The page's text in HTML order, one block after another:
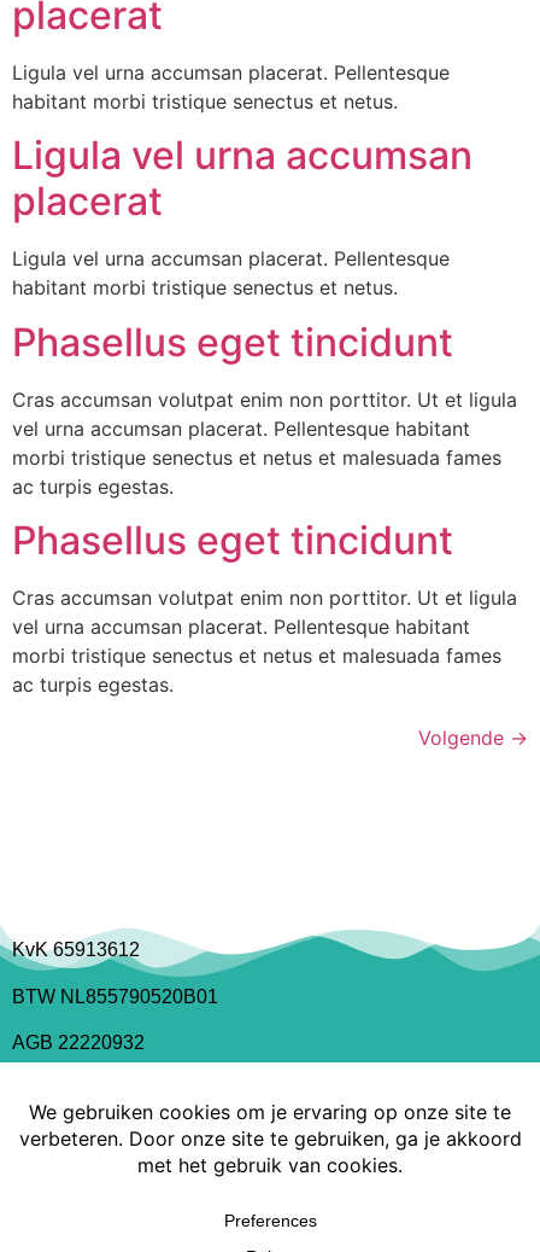
placerat
Ligula vel urna accumsan placerat. Pellentesque
habitant morbi tristique senectus et netus.
Ligula vel urna accumsan
placerat
Ligula vel urna accumsan placerat. Pellentesque
habitant morbi tristique senectus et netus.
Phasellus eget tincidunt
Cras accumsan volutpat enim non porttitor. Ut et ligula
vel urna accumsan placerat. Pellentesque habitant
morbi tristique senectus et netus et malesuada fames
ac turpis egestas.
Phasellus eget tincidunt
Cras accumsan volutpat enim non porttitor. Ut et ligula
vel urna accumsan placerat. Pellentesque habitant
morbi tristique senectus et netus et malesuada fames
ac turpis egestas.
Volgende →
KvK 65913612
BTW NL855790520B01
AGB 22220932
Copyright Medical Tattoo Innovations 2022